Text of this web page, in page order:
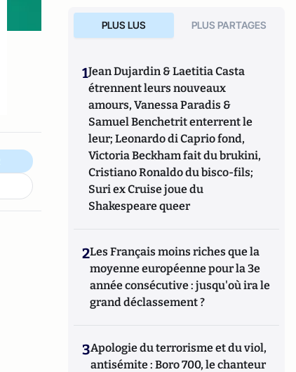
PLUS LUS PLUS PARTAGES
1Jean Dujardin & Laetitia Casta
étrennent leurs nouveaux
amours, Vanessa Paradis &
Samuel Benchetrit enterrent le
leur; Leonardo di Caprio fond,
Victoria Beckham fait du brukini,
Cristiano Ronaldo du bisco-fils;
Suri ex Cruise joue du
Shakespeare queer
2Les Français moins riches que la
moyenne européenne pour la 3e
année consécutive : jusqu'où ira le
grand déclassement ?
3Apologie du terrorisme et du viol,
antisémite : Boro 700, le chanteur